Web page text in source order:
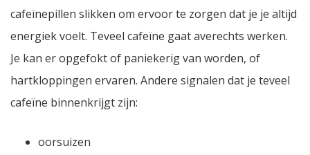
cafeïnepillen slikken om ervoor te zorgen dat je je altijd
energiek voelt. Teveel cafeïne gaat averechts werken.
Je kan er opgefokt of paniekerig van worden, of
hartkloppingen ervaren. Andere signalen dat je teveel
cafeïne binnenkrijgt zijn:
oorsuizen